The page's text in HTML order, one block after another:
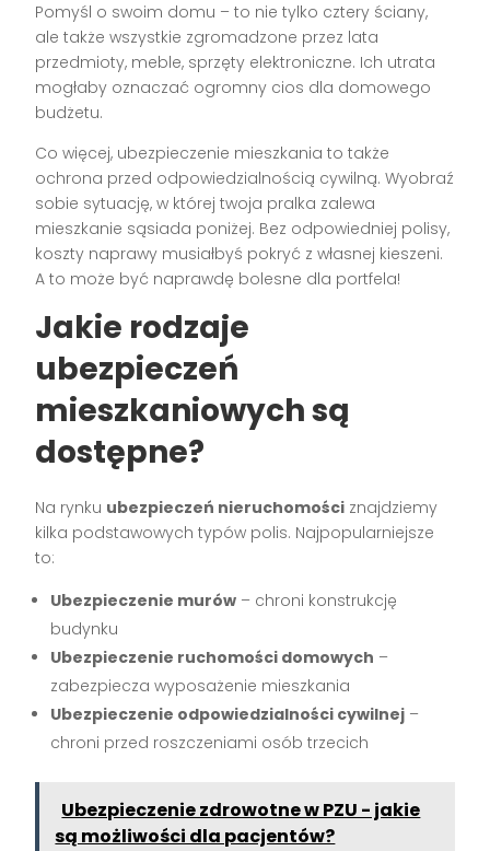
Pomyśl o swoim domu – to nie tylko cztery ściany,
ale także wszystkie zgromadzone przez lata
przedmioty, meble, sprzęty elektroniczne. Ich utrata
mogłaby oznaczać ogromny cios dla domowego
budżetu.
Co więcej, ubezpieczenie mieszkania to także
ochrona przed odpowiedzialnością cywilną. Wyobraź
sobie sytuację, w której twoja pralka zalewa
mieszkanie sąsiada poniżej. Bez odpowiedniej polisy,
koszty naprawy musiałbyś pokryć z własnej kieszeni.
A to może być naprawdę bolesne dla portfela!
Jakie rodzaje
ubezpieczeń
mieszkaniowych są
dostępne?
Na rynku ubezpieczeń nieruchomości znajdziemy
kilka podstawowych typów polis. Najpopularniejsze
to:
Ubezpieczenie murów – chroni konstrukcję
budynku
Ubezpieczenie ruchomości domowych –
zabezpiecza wyposażenie mieszkania
Ubezpieczenie odpowiedzialności cywilnej –
chroni przed roszczeniami osób trzecich
Ubezpieczenie zdrowotne w PZU - jakie
są możliwości dla pacjentów?